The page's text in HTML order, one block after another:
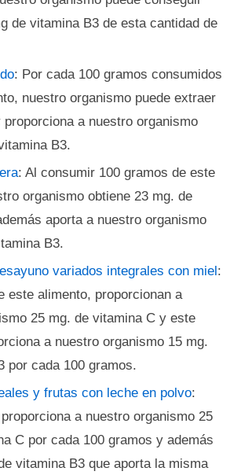
de vitamina B3 de esta cantidad de
: Por cada 100 gramos consumidos
nuestro organismo puede extraer
proporciona a nuestro organismo
B3.
: Al consumir 100 gramos de este
organismo obtiene 23 mg. de
aporta a nuestro organismo
B3.
variados integrales con miel:
este alimento, proporcionan a
25 mg. de vitamina C y este
a nuestro organismo 15 mg.
por cada 100 gramos.
y frutas con leche en polvo:
a nuestro organismo 25
C por cada 100 gramos y además
vitamina B3 que aporta la misma